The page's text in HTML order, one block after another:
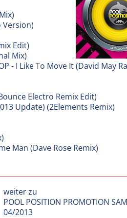
Version)
Edit)
Mix)
- I Like To Move It (David May
Electro Remix Edit)
Update) (2Elements Remix)
Man (Dave Rose Remix)
weiter zu
POOL POSITION PROMOTION
04/2013